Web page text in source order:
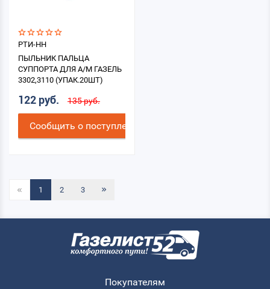
РТИ-НН
ПЫЛЬНИК ПАЛЬЦА
СУППОРТА ДЛЯ А/М ГАЗЕЛЬ
3302,3110 (УПАК.20ШТ)
122 руб. 135 руб.
Cообщить о поступлении
1 2 3
Покупателям